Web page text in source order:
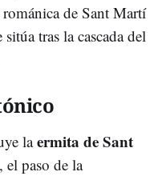
de Sant Martí
tras la cascada del
laermita de Sant
paso de la